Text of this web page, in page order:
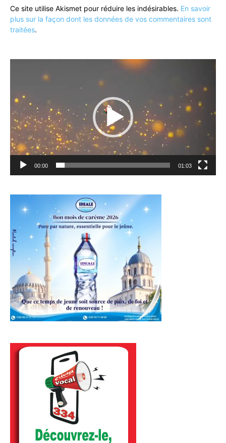
Ce site utilise Akismet pour réduire les indésirables. En savoir
plus sur la façon dont les données de vos commentaires sont
traitées.
00:00 01:03